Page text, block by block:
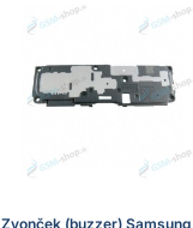
Zvonček (buzzer) Samsung